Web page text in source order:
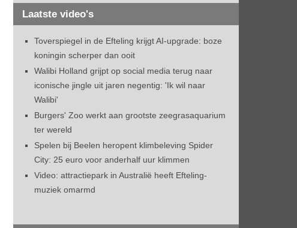
Laatste video's
Toverspiegel in de Efteling krijgt AI-upgrade: boze
koningin scherper dan ooit
Walibi Holland grijpt op social media terug naar
iconische jingle uit jaren negentig: 'Ik wil naar
Walibi'
Burgers' Zoo werkt aan grootste zeegrasaquarium
ter wereld
Spelen bij Beelen heropent klimbeleving Spider
City: 25 euro voor anderhalf uur klimmen
Video: attractiepark in Australië heeft Efteling-
muziek omarmd